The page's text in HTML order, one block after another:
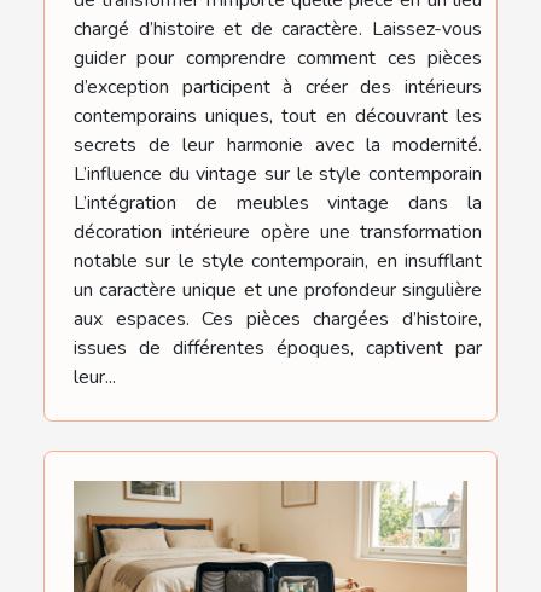
chargé d’histoire et de caractère. Laissez-vous
guider pour comprendre comment ces pièces
d’exception participent à créer des intérieurs
contemporains uniques, tout en découvrant les
secrets de leur harmonie avec la modernité.
L’influence du vintage sur le style contemporain
L’intégration de meubles vintage dans la
décoration intérieure opère une transformation
notable sur le style contemporain, en insufflant
un caractère unique et une profondeur singulière
aux espaces. Ces pièces chargées d’histoire,
issues de différentes époques, captivent par
leur...